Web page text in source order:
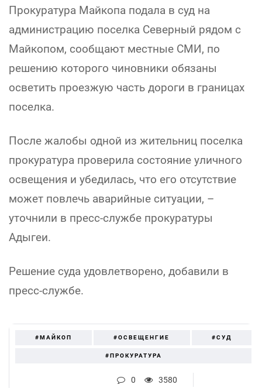
Прокуратура Майкопа подала в суд на
администрацию поселка Северный рядом с
Майкопом, сообщают местные СМИ, по
решению которого чиновники обязаны
осветить проезжую часть дороги в границах
поселка.
После жалобы одной из жительниц поселка
прокуратура проверила состояние уличного
освещения и убедилась, что его отсутствие
может повлечь аварийные ситуации, –
уточнили в пресс-службе прокуратуры
Адыгеи.
Решение суда удовлетворено, добавили в
пресс-службе.
#МАЙКОП #ОСВЕЩЕНГИЕ #СУД
#ПРОКУРАТУРА
0 3580